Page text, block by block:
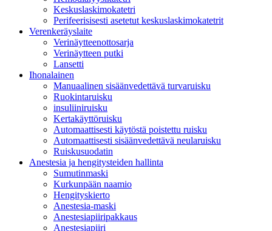
Keskuslaskimokatetri
Perifeerisisesti asetetut keskuslaskimokatetrit
Verenkeräyslaite
Verinäytteenottosarja
Verinäytteen putki
Lansetti
Ihonalainen
Manuaalinen sisäänvedettävä turvaruisku
Ruokintaruisku
insuliiniruisku
Kertakäyttöruisku
Automaattisesti käytöstä poistettu ruisku
Automaattisesti sisäänvedettävä neularuisku
Ruiskusuodatin
Anestesia ja hengitysteiden hallinta
Sumutinmaski
Kurkunpään naamio
Hengityskierto
Anestesia-maski
Anestesiapiiripakkaus
Anestesiapiiri